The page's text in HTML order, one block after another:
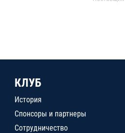
КЛУБ
История
Спонсоры и партнеры
Сотрудничество